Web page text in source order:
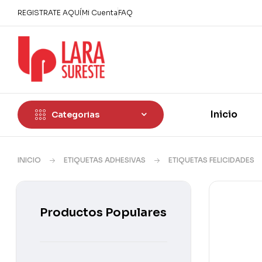
REGISTRATE AQUÍ Mi Cuenta FAQ
Categorias Inicio
INICIO ETIQUETAS ADHESIVAS ETIQUETAS FELICIDADES
Productos Populares